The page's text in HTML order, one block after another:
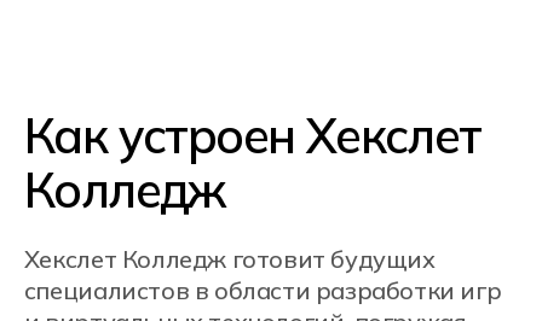
Кампусы Хекслет
Колледж в городах
Ростов-на-Дону Cанкт-Петербург
Новосибирск
Алматы, Казахстан
Онлайн-обучение